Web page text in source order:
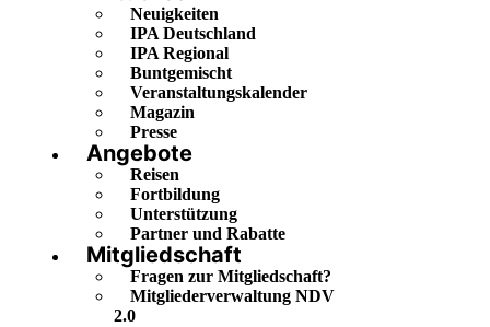
Neuigkeiten
IPA Deutschland
IPA Regional
Buntgemischt
Veranstaltungskalender
Magazin
Presse
Angebote
Reisen
Fortbildung
Unterstützung
Partner und Rabatte
Mitgliedschaft
Fragen zur Mitgliedschaft?
Mitgliederverwaltung NDV
2.0